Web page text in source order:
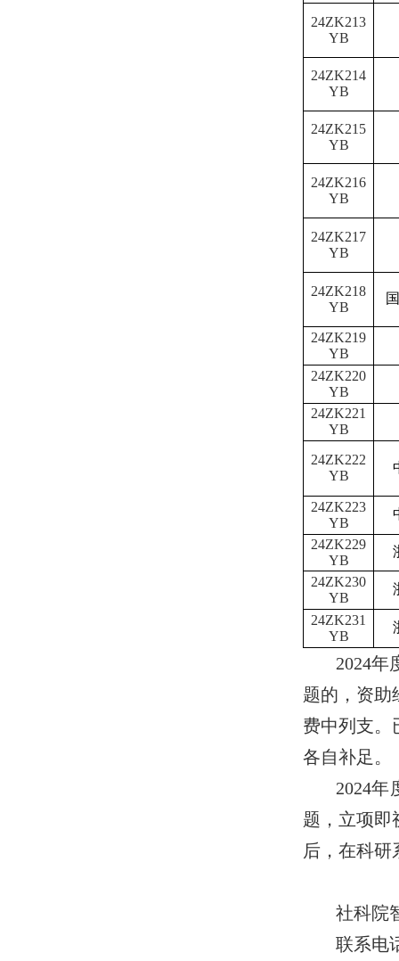
24ZK213
YB
24ZK214
YB
24ZK215
YB
24ZK216
YB
24ZK217
YB
24ZK218
YB
24ZK219
YB
24ZK220
YB
24ZK221
YB
24ZK222
YB
24ZK223
YB
24ZK229
YB
24ZK230
YB
24ZK231
YB
2024年
题的，资助
费中列支。
各自补足。
2024年
题，立项即
后，在科研
社科院
联系电